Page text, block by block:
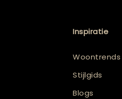
Inspiratie
Woontrends
Stijlgids
Blogs